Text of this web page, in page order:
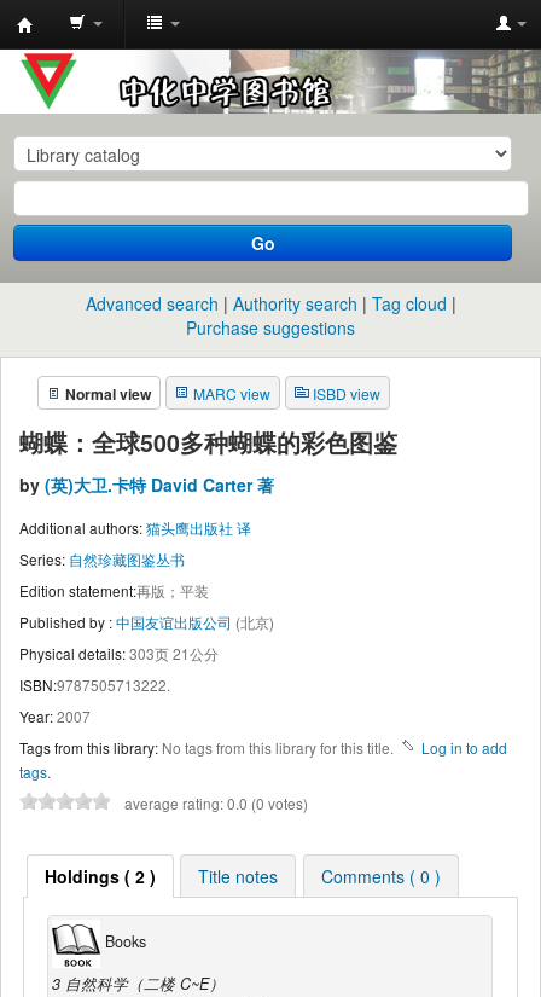
中
化
中
学
图
书
馆
目
录
Go
Advanced search Authority search
Tag cloud
Purchase suggestions
Normal view MARC view ISBD view
蝴蝶：全球500多种蝴蝶的彩色图鉴
by (英)大卫.卡特 David Carter 著
Additional authors:猫头鹰出版社 译
Series: 自然珍藏图鉴丛书
Edition statement:再版；平装
Published by :中国友谊出版公司 (北京)
Physical details:303页 21公分
ISBN:9787505713222.
Year:2007
Tags from this library: No tags from this library for this title.
Log in to add
tags.
average rating: 0.0 (0 votes)
Holdings ( 2 ) Title notes Comments ( 0 )
Books
3 自然科学（二楼 C~E）